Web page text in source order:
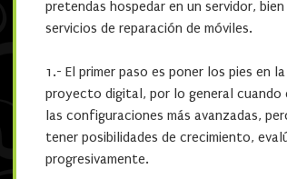
pretendas hospedar en un servidor,
servicios de reparación de móviles.
1.- El primer paso es poner los pies
proyecto digital, por lo general
las configuraciones más avanzadas,
tener posibilidades de crecimiento,
progresivamente.